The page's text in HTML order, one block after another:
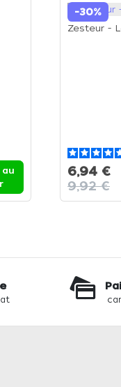
-30%
Zesteur -
6,94 €
9,92 €